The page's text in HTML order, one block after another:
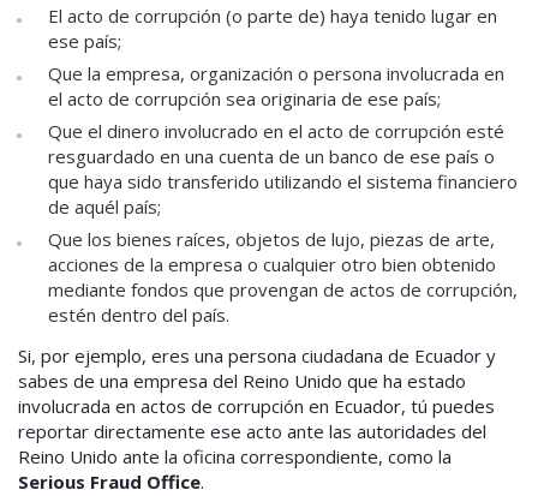
El acto de corrupción (o parte de) haya tenido lugar en
ese país;
Que la empresa, organización o persona involucrada en
el acto de corrupción sea originaria de ese país;
Que el dinero involucrado en el acto de corrupción esté
resguardado en una cuenta de un banco de ese país o
que haya sido transferido utilizando el sistema financiero
de aquél país;
Que los bienes raíces, objetos de lujo, piezas de arte,
acciones de la empresa o cualquier otro bien obtenido
mediante fondos que provengan de actos de corrupción,
estén dentro del país.
Si, por ejemplo, eres una persona ciudadana de Ecuador y
sabes de una empresa del Reino Unido que ha estado
involucrada en actos de corrupción en Ecuador, tú puedes
reportar directamente ese acto ante las autoridades del
Reino Unido ante la oficina correspondiente, como la
Serious Fraud Office.